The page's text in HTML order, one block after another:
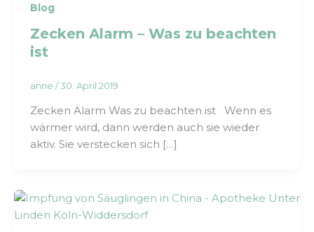
Blog
Zecken Alarm – Was zu beachten
ist
anne /30. April 2019
Zecken Alarm Was zu beachten ist Wenn es
wärmer wird, dann werden auch sie wieder
aktiv. Sie verstecken sich […]